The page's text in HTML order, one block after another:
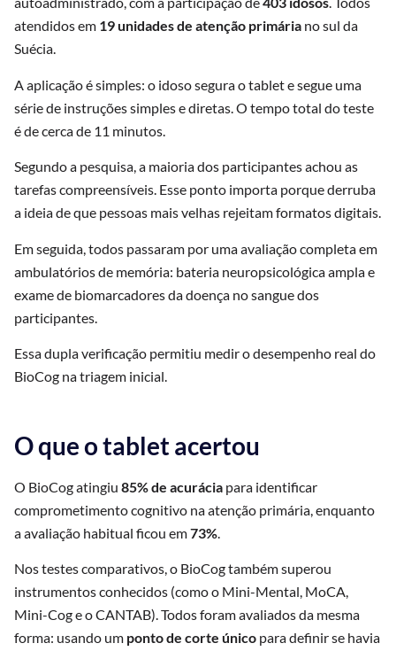
atendidos em 19 unidades de atenção primária no sul da
Suécia.
A aplicação é simples: o idoso segura o tablet e segue uma
série de instruções simples e diretas. O tempo total do teste
é de cerca de 11 minutos.
Segundo a pesquisa, a maioria dos participantes achou as
tarefas compreensíveis. Esse ponto importa porque derruba
a ideia de que pessoas mais velhas rejeitam formatos digitais.
Em seguida, todos passaram por uma avaliação completa em
ambulatórios de memória: bateria neuropsicológica ampla e
exame de biomarcadores da doença no sangue dos
participantes.
Essa dupla verificação permitiu medir o desempenho real do
BioCog na triagem inicial.
O que o tablet acertou
O BioCog atingiu 85% de acurácia para identificar
comprometimento cognitivo na atenção primária, enquanto
a avaliação habitual ficou em73%.
Nos testes comparativos, o BioCog também superou
instrumentos conhecidos (como o Mini-Mental, MoCA,
Mini-Cog e o CANTAB). Todos foram avaliados da mesma
forma: usando um ponto de corte único para definir se havia